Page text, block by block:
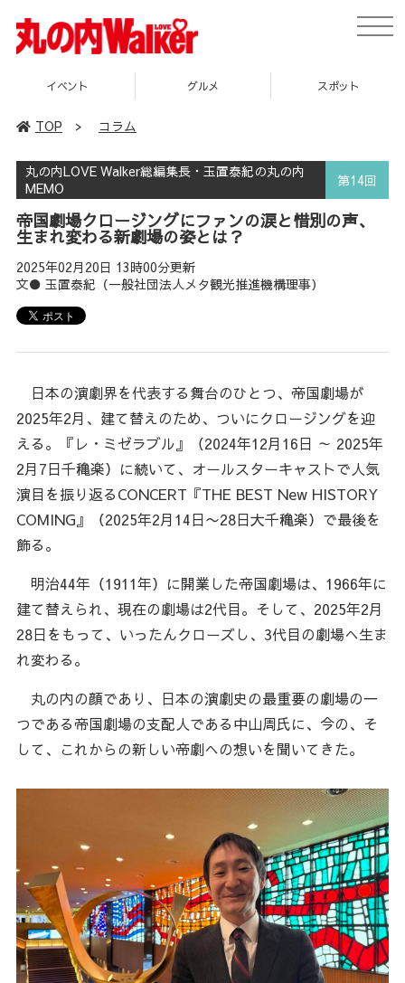
toggle
グルメ スポット 企画
TOP > コラム
丸の内LOVE Walker総編集長・玉置泰紀の丸の内
MEMO
第14回
帝国劇場クロージングにファンの涙と惜別の声、
生まれ変わる新劇場の姿とは？
2025年02月20日 13時00分更新
文● 玉置泰紀（一般社団法人メタ観光推進機構理事）
日本の演劇界を代表する舞台のひとつ、帝国劇場が
2025年2月、建て替えのため、ついにクロージングを迎
える。『レ・ミゼラブル』（2024年12月16日 ～ 2025年
2月7日千穐楽）に続いて、オールスターキャストで人気
演目を振り返るCONCERT『THE BEST New HISTORY
COMING』（2025年2月14日〜28日大千穐楽）で最後を
飾る。
明治44年（1911年）に開業した帝国劇場は、1966年に
建て替えられ、現在の劇場は2代目。そして、2025年2月
28日をもって、いったんクローズし、3代目の劇場へ生ま
れ変わる。
丸の内の顔であり、日本の演劇史の最重要の劇場の一
つである帝国劇場の支配人である中山周氏に、今の、そ
して、これからの新しい帝劇への想いを聞いてきた。